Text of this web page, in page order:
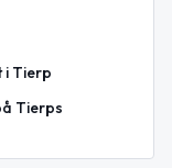
i Tierp
Tierps